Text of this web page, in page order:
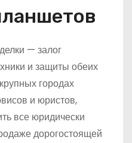
— залог
и защиты обеих
городах
и юристов,
все юридически
дорогостоящей